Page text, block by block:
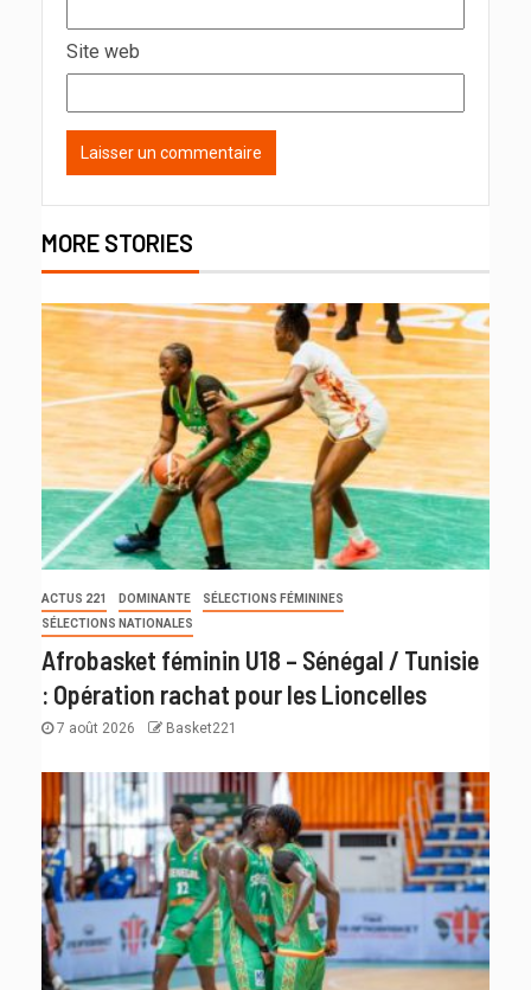
Site web
MORE STORIES
ACTUS 221 DOMINANTE
SÉLECTIONS FÉMININES
SÉLECTIONS NATIONALES
Afrobasket féminin U18 – Sénégal / Tunisie
: Opération rachat pour les Lioncelles
7 août 2026 Basket221